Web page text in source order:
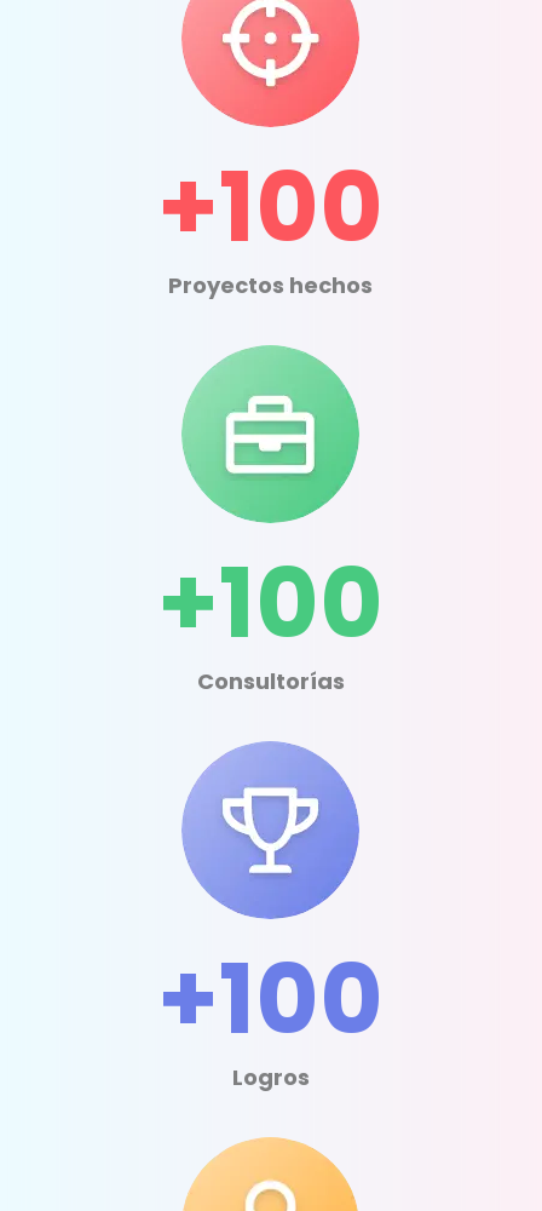
+100
Proyectos hechos
+100
Consultorías
+100
Logros